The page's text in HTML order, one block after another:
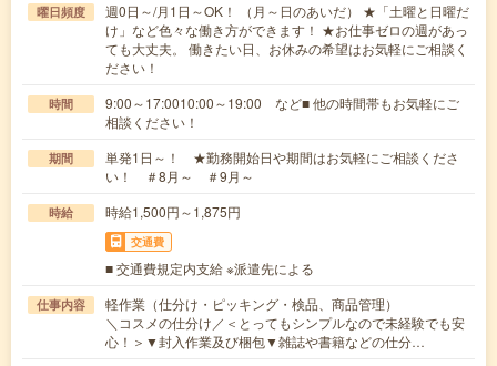
曜日頻度
週0日～/月1日～OK！ （月～日のあいだ） ★「土曜と日曜だ
け」など色々な働き方ができます！ ★お仕事ゼロの週があっ
ても大丈夫。 働きたい日、お休みの希望はお気軽にご相談く
ださい！
時間
9:00～17:0010:00～19:00 など■ 他の時間帯もお気軽にご
相談ください！
期間
単発1日～！ ★勤務開始日や期間はお気軽にご相談くださ
い！ ＃8月～ ＃9月～
時給 時給1,500円～1,875円
交通費
■ 交通費規定内支給 ※派遣先による
仕事内容
軽作業（仕分け・ピッキング・検品、商品管理）
＼コスメの仕分け／＜とってもシンプルなので未経験でも安
心！＞▼封入作業及び梱包▼雑誌や書籍などの仕分…